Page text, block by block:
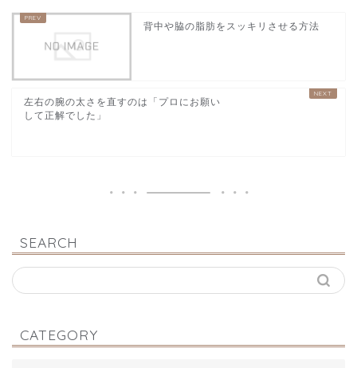
背中や脇の脂肪をスッキリさせる方法
左右の腕の太さを直すのは「プロにお願い
して正解でした」
SEARCH
CATEGORY